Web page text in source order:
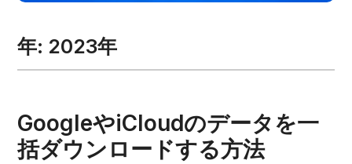
年: 2023年
GoogleやiCloudのデータを一
括ダウンロードする方法